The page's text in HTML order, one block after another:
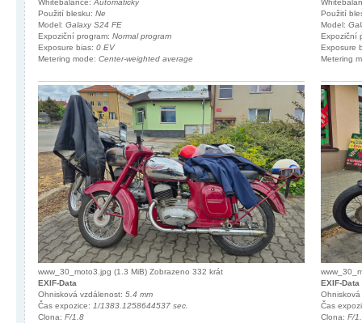
Whitebalance:Automaticky
Použití blesku: Ne
Model: Galaxy S24 FE
Expoziční program: Normal program
Exposure bias: 0 EV
Metering mode: Center-weighted average
Použití
Model:
Expoziční
Exposure
Metering
www_30_moto3.jpg (1.3 MiB) Zobrazeno 332 krát
EXIF-Data
Ohnisková vzdálenost: 5.4 mm
Čas expozice: 1/1383.1258644537 sec.
Clona: F/1.8
EXIF-Data
Čas
Clona: F/